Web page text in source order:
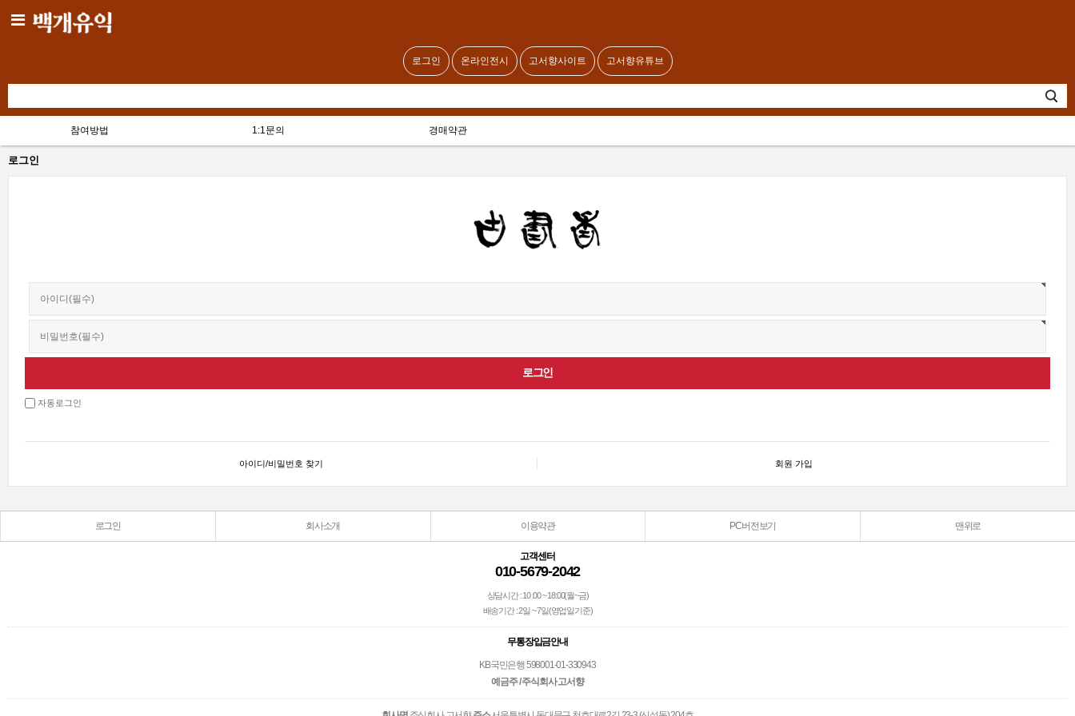
로그인 온라인전시 고서향사이트 고서향유튜브
참여방법 1:1문의 경매약관
로그인
자동로그인
아이디/비밀번호 찾기 회원 가입
로그인 회사소개 이용약관 PC버전보기 맨위로
고객센터
010-5679-2042
상담시간 : 10 :00 ~ 18:00(월~금)
배송기간 : 2일 ~ 7일(영업일기준)
무통장입금안내
KB국민은행 598001-01-330943
예금주 / 주식회사 고서향